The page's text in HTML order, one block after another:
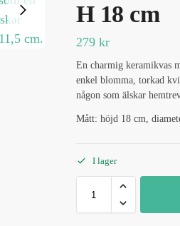
H 18 cm
279 kr
En charmig keramikvas
enkel blomma, torkad
någon som älskar
Mått: höjd 18 cm,
I lager